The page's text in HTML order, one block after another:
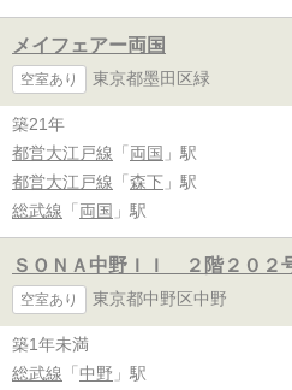
メイフェアー両国
空室あり 東京都墨田区緑
築21年
都営大江戸線 「 両国 」駅
都営大江戸線 「 森下 」駅
総武線 「 両国 」駅
ＳＯＮＡ中野ＩＩ ２階２０２
空室あり 東京都中野区中野
築1年未満
総武線 「 中野 」駅